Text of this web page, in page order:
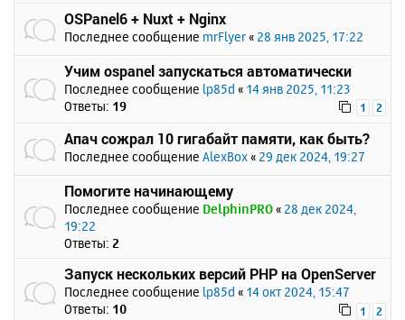
OSPanel6 + Nuxt + Nginx
Последнее сообщение mrFlyer « 28 янв 2025, 17:22
Учим ospanel запускаться автоматически
Последнее сообщение lp85d « 14 янв 2025, 11:23
Ответы: 19 1 2
Апач сожрал 10 гигабайт памяти, как быть?
Последнее сообщение AlexBox « 29 дек 2024, 19:27
Помогите начинающему
Последнее сообщение DelphinPRO « 28 дек 2024,
19:22
Ответы: 2
Запуск нескольких версий PHP на OpenServer
Последнее сообщение lp85d « 14 окт 2024, 15:47
Ответы: 10 1 2